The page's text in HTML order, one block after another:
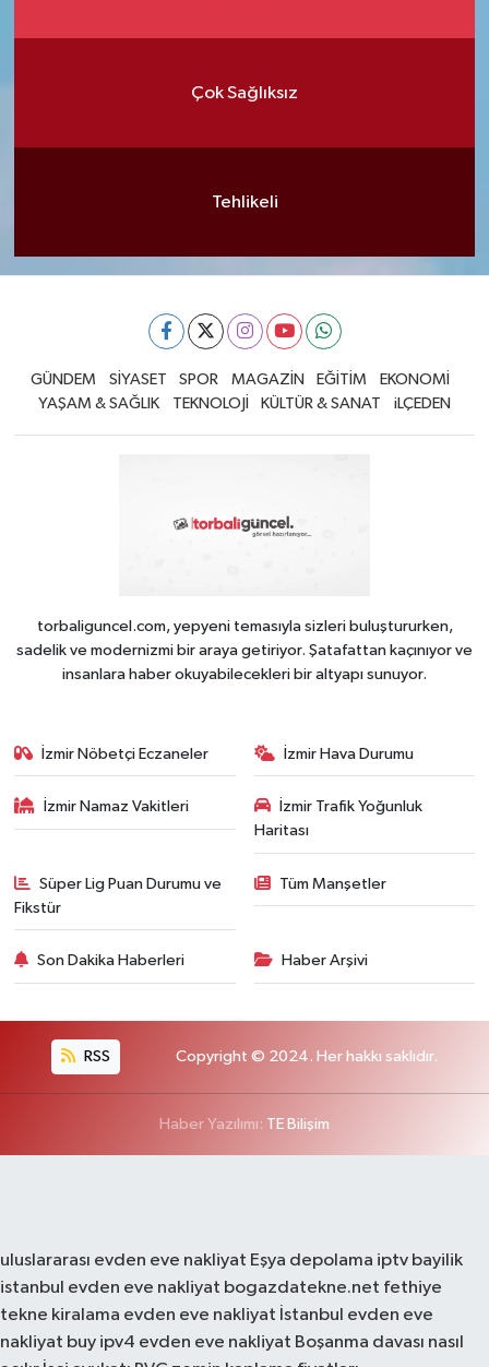
Çok Sağlıksız
Tehlikeli
GÜNDEM SİYASET SPOR MAGAZİN EĞİTİM
EKONOMİ
YAŞAM & SAĞLIK
TEKNOLOJİ KÜLTÜR & SANAT iLÇEDEN
torbaliguncel.com, yepyeni temasıyla sizleri buluştururken,
sadelik ve modernizmi bir araya getiriyor. Şatafattan kaçınıyor ve
insanlara haber okuyabilecekleri bir altyapı sunuyor.
İzmir Nöbetçi Eczaneler İzmir Hava Durumu
İzmir Namaz Vakitleri
İzmir Trafik Yoğunluk
Haritası
Süper Lig Puan Durumu ve
Fikstür
Tüm Manşetler
Son Dakika Haberleri Haber Arşivi
RSS Copyright © 2024. Her hakkı saklıdır.
Haber Yazılımı: TE Bilişim
uluslararası evden eve nakliyat Eşya depolama iptv bayilik
istanbul evden eve nakliyat bogazdatekne.net fethiye
tekne kiralama evden eve nakliyat İstanbul evden eve
nakliyat buy ipv4 evden eve nakliyat Boşanma davası nasıl